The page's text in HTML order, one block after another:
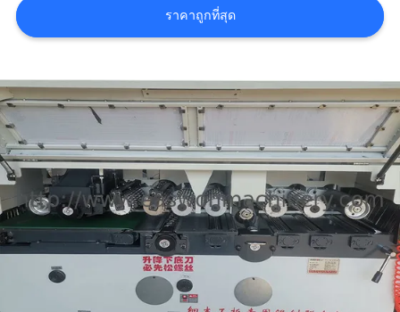
เสนอ
ราคา
แผนผัง
เว็บไซต์
PRIVACY
POLICY
ราคาถูกที่สุด